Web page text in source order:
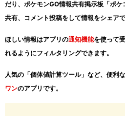
だり、ポケモンGO情報共有掲示板「ポ
共有、コメント投稿をして情報をシェア
ほしい情報はアプリの通知機能を使って
れるようにフィルタリングできます。
人気の「個体値計算ツール」など、便利
ワンのアプリです。